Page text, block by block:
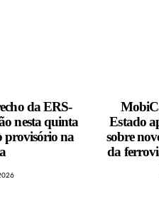
da ERS-
nesta quinta
provisório na
Estado
sobre
da